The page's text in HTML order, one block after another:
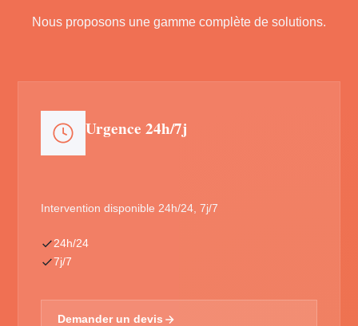
Nous proposons une gamme complète de solutions.
Urgence 24h/7j
Intervention disponible 24h/24, 7j/7
24h/24
7j/7
Demander un devis